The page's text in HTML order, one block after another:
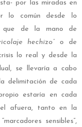
por las miradas en
lo común desde lo
que de la mano de
hechizo” o de
lo real y desde la
se llevaría a cabo
delimitación de cada
estaría en cada
afuera, tanto en la
sensibles”,